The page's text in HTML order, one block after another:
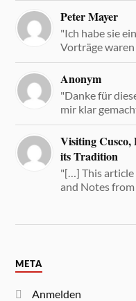
Peter Mayer
"Ich habe sie
Vorträge waren
Anonym
"Danke für
mir klar
Visiting
its Tradition
"[…] This article
and Notes from
META
Anmelden